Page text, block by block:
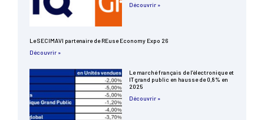
Découvrir »
Le SECIMAVI partenaire de REuse Economy Expo 26
Découvrir »
Le marché français de l’électronique et
IT grand public en hausse de 0,8% en
2025
Découvrir »